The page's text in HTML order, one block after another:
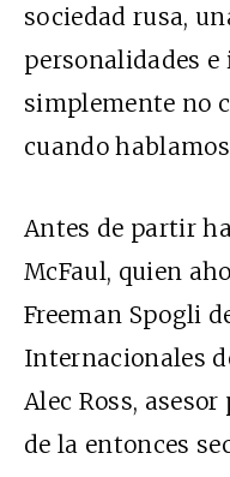
sociedad rusa,
personalidades
simplemente no
cuando
Antes de partir
McFaul, quien
Freeman Spogli
Internacionales
Alec Ross,
de la entonces